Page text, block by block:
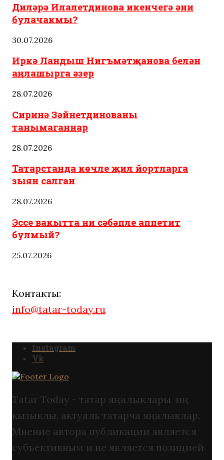
Диләрә Илалетдинова икенчегә әни
булачакмы?
30.07.2026
Иркә Ландыш Нигъмәтҗанова белән
аңлашырга әзер
28.07.2026
Сиринә Зәйнетдинованы
танымаганнар
28.07.2026
Татарстанда көчле җил йортларга
зыян салган
28.07.2026
Эссе вакытта ни сәбәпле аппетит
булмый?
25.07.2026
Контакты:
info@tatar-today.ru
Instagram
Vk
Tatar Today - татар яңалыклары. иң
кызыклы, актуаль татарча яңалыклар.
Мнение автора публикации является
субъективным и не является позицией